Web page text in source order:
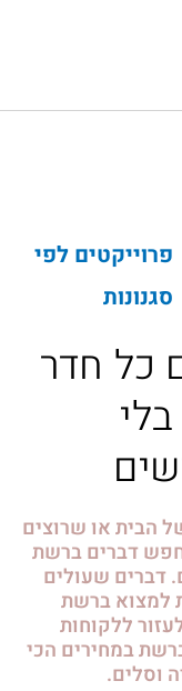
פרוייקטים לפי
סגנונות
כל חדר
הבית או שרוצים
דברים ברשת
דברים שעולים
למצוא ברשת
ללקוחות
במחירים הכי
וסלים.